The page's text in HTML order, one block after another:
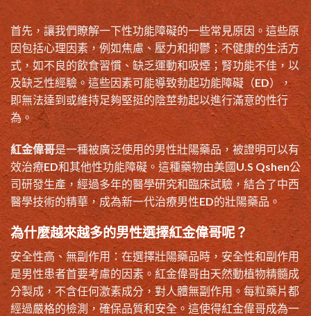
首先，讓我們瞭解一下性功能障礙的一些常見原因。這些原
因包括心理因素，例如焦慮、壓力和抑鬱；不健康的生活方
式，如不良的飲食習慣、缺乏運動和吸煙；腎功能不佳，以
及缺乏性經驗。這些因素可能導致勃起功能障礙（ED），
即無法達到或維持足夠堅挺的陰莖勃起以進行滿意的性行
為。
紅金偉哥是一種被廣泛使用的男性壯陽藥品，被證明可以有
效治療ED和其他性功能障礙。這種藥物由美國U.S Qshen公
司研發生產，經過多年的醫學研究和臨床試驗，結合了中西
醫學技術的精華，成為新一代治療男性ED的壯陽藥品。
為什麼越來越多的男性選擇紅金偉哥呢？
安全性高、無副作用：在選擇壯陽藥品時，安全性和副作用
是男性患者首要考慮的因素。紅金偉哥由天然動植物精髓成
分製成，不含任何激素成分，對人體無副作用。每粒藥片都
經過嚴格的檢測，確保品質和安全。這使得紅金偉哥成為一